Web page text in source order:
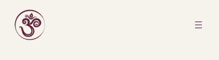
Inhalt
springen